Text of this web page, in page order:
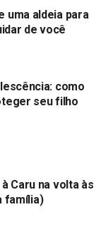
uma aldeia para
de você
como
seu filho
Caru na volta às
família)